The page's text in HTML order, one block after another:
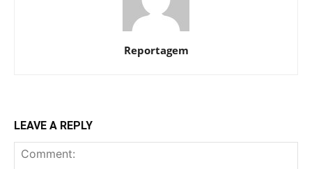
Reportagem
LEAVE A REPLY